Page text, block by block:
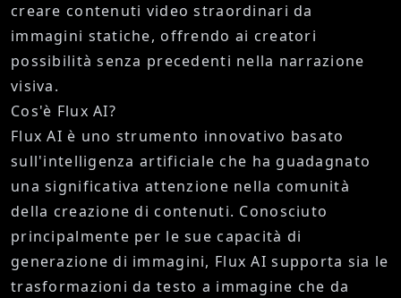
creare contenuti video straordinari da
immagini statiche, offrendo ai creatori
possibilità senza precedenti nella narrazione
visiva.
Cos'è Flux AI?
Flux AI è uno strumento innovativo basato
sull'intelligenza artificiale che ha guadagnato
una significativa attenzione nella comunità
della creazione di contenuti. Conosciuto
principalmente per le sue capacità di
generazione di immagini, Flux AI supporta sia le
trasformazioni da testo a immagine che da